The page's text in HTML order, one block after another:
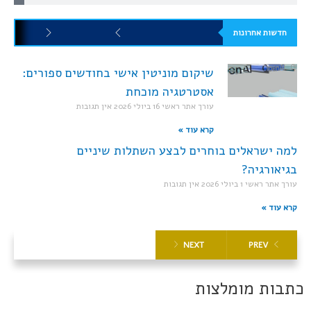
חדשות אחרונות
שיקום מוניטין אישי בחודשים ספורים:
אסטרטגיה מוכחת
עורך אתר ראשי16 ביולי 2026 אין תגובות
קרא עוד »
למה ישראלים בוחרים לבצע השתלות שיניים
בגיאורגיה?
עורך אתר ראשי 1 ביולי 2026 אין תגובות
קרא עוד »
PREV
NEXT
כתבות מומלצות